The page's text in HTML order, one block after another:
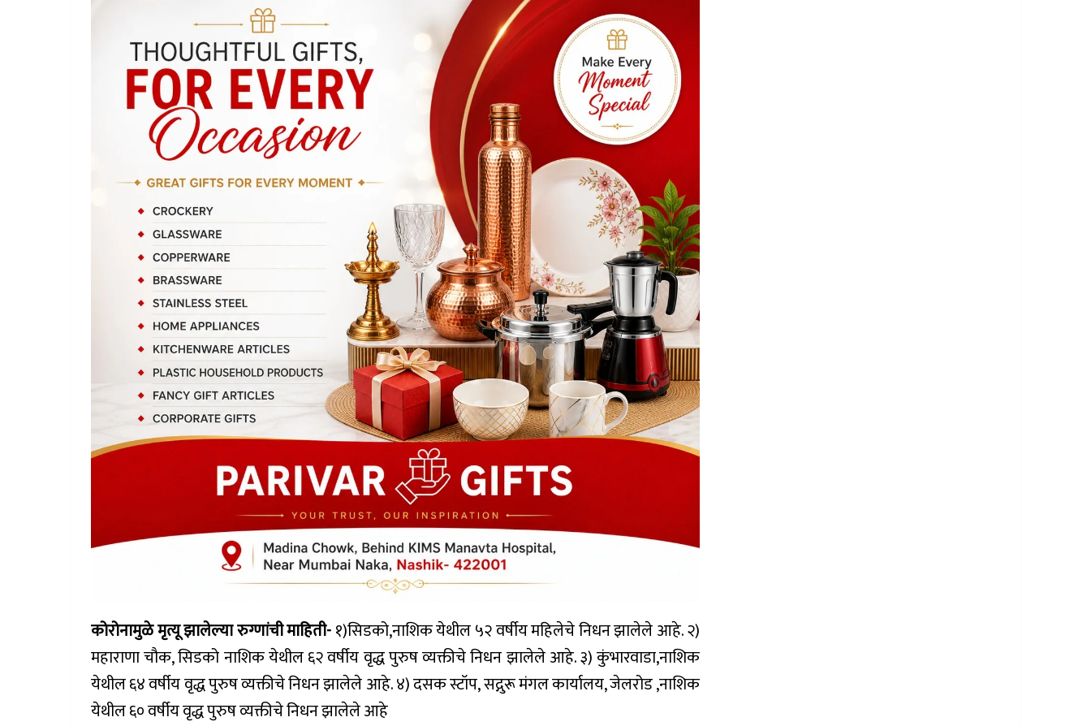
कोरोनामुळे मृत्यू झालेल्या रुग्णांची माहिती-१)सिडको,नाशिक येथील ५२ वर्षीय महिलेचे निधन झालेले आहे. २)
महाराणा चौक, सिडको नाशिक येथील ६२ वर्षीय वृद्ध पुरुष व्यक्तीचे निधन झालेले आहे. ३) कुंभारवाडा,नाशिक
येथील ६४ वर्षीय वृद्ध पुरुष व्यक्तीचे निधन झालेले आहे. ४) दसक स्टॉप, सद्गुरू मंगल कार्यालय, जेलरोड ,नाशिक
येथील ६० वर्षीय वृद्ध पुरुष व्यक्तीचे निधन झालेले आहे